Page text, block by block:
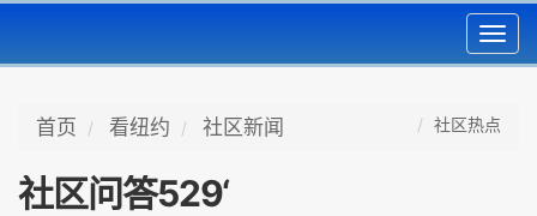
首页 看纽约 社区新闻 社区热点
社区问答529‘